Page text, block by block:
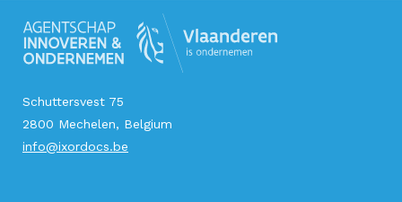
Schuttersvest 75
2800 Mechelen, Belgium
info@ixordocs.be